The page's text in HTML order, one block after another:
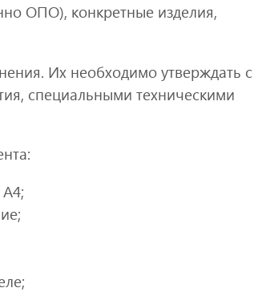
ОПО), конкретные изделия,
Их необходимо утверждать с
специальными техническими